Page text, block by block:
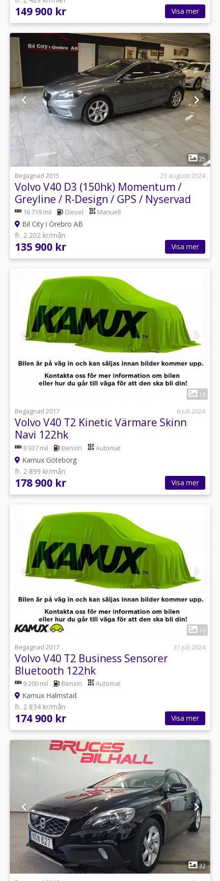
149 900 kr Visa mer
25
Begagnad 2015
23 augusti 2024
Volvo V40 D3 (150hk) Momentum /
Greyline / R-Design / GPS / Nyservad
16 719 mil Diesel Manuell
Bil City i Örebro AB
fr. 2 202 kr/mån
135 900 kr Visa mer
16
Begagnad 2017
6 juli 2024
Volvo V40 T2 Kinetic Värmare Skinn
Navi 122hk
8 937 mil Bensin Automat
Kamux Göteborg
fr. 2 899 kr/mån
178 900 kr Visa mer
16
Begagnad 2017
31 juli 2024
Volvo V40 T2 Business Sensorer
Bluetooth 122hk
9 200 mil Bensin Automat
Kamux Halmstad
fr. 2 834 kr/mån
174 900 kr Visa mer
1
32